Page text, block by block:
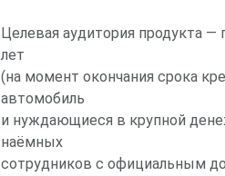
Целевая аудитория продукта
лет
(на момент окончания срока
автомобиль
и нуждающиеся в крупной
наёмных
сотрудников с официальным